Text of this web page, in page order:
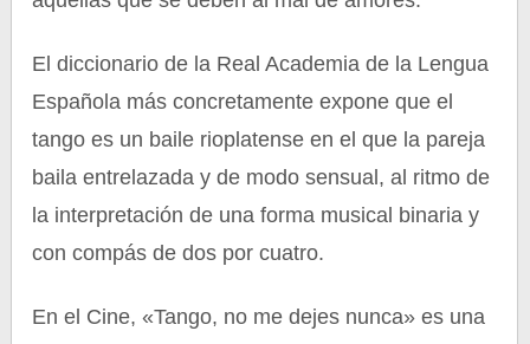
El diccionario de la Real Academia de la Lengua
Española más concretamente expone que el
tango es un baile rioplatense en el que la pareja
baila entrelazada y de modo sensual, al ritmo de
la interpretación de una forma musical binaria y
con compás de dos por cuatro.
En el Cine, «Tango, no me dejes nunca» es una